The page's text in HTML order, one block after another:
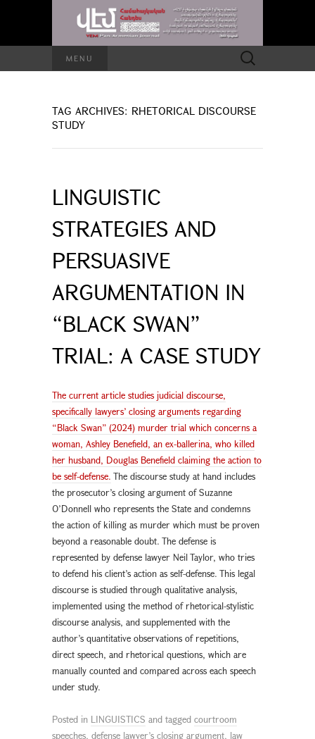
MENU
Search
for:
TAG ARCHIVES: RHETORICAL DISCOURSE
STUDY
LINGUISTIC
STRATEGIES AND
PERSUASIVE
ARGUMENTATION IN
“BLACK SWAN”
TRIAL: A CASE STUDY
The current article studies judicial discourse,
specifically lawyers’ closing arguments regarding
“Black Swan” (2024) murder trial which concerns a
woman, Ashley Benefield, an ex-ballerina, who killed
her husband, Douglas Benefield claiming the action to
be self-defense. The discourse study at hand includes
the prosecutor’s closing argument of Suzanne
O’Donnell who represents the State and condemns
the action of killing as murder which must be proven
beyond a reasonable doubt. The defense is
represented by defense lawyer Neil Taylor, who tries
to defend his client’s action as self-defense. This legal
discourse is studied through qualitative analysis,
implemented using the method of rhetorical-stylistic
discourse analysis, and supplemented with the
author’s quantitative observations of repetitions,
direct speech, and rhetorical questions, which are
manually counted and compared across each speech
under study.
Posted in LINGUISTICS and tagged courtroom
speeches, defense lawyer’s closing argument, law